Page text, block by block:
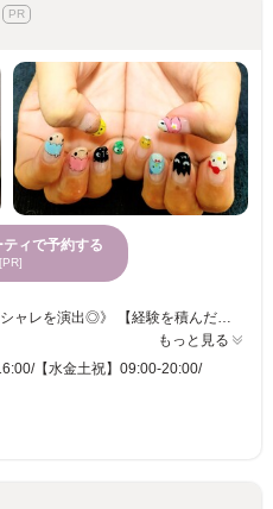
ィで予約する
[PR]
《リラックス空間》《さりげないオシャレを演出◎》 【経験を積んだスタッフがあなたの“ネイルライフ”を応援いたします♪】 大人可愛いデザインを叶えます！ネイル初心者様も、お好みのイメージをご相談ください。 自分好みにカスタマイズも◎周りと差をつけたい！そんなあなたにもオススメ♪♪ きっと満足していただけますので、お気軽にご来店くださいませ。
もっと見る
【水金土祝】09:00-20:00/